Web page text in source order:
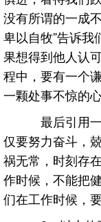
没有所谓的一成
卑以自牧”告诉
果想得到他人认
程中，要有一个
一颗处事不惊的
最后引用一
仅要努力奋斗，
祸无常，时刻存
作时候，不能把
们在工作时候，